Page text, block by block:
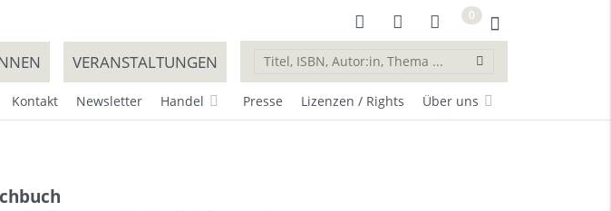
0
VERANSTALTUNGEN
Kontakt Newsletter Handel Presse Lizenzen / Rights Über uns